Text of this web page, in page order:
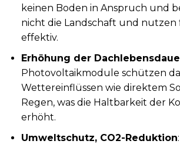
keinen Boden in Anspruch und
nicht die Landschaft und nutzen
effektiv.
Erhöhung der
Photovoltaikmodule schützen
Wettereinflüssen wie direktem
Regen, was die Haltbarkeit der
erhöht.
Umweltschutz, CO2-Reduktion